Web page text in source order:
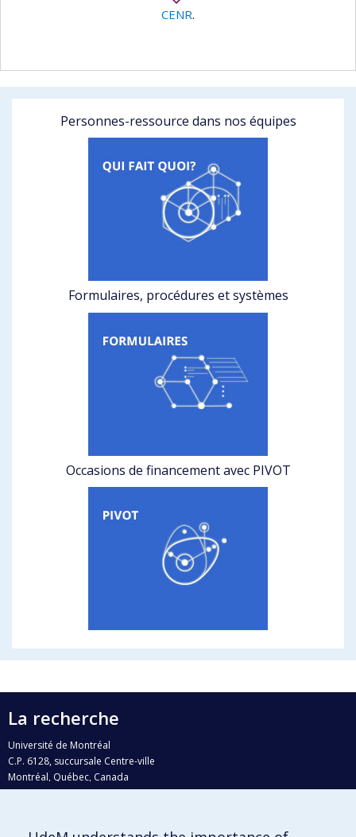
CENR.
Personnes-ressource dans nos équipes
Formulaires, procédures et systèmes
Occasions de financement avec PIVOT
La recherche
Université de Montréal
C.P. 6128, succursale Centre-ville
Montréal, Québec, Canada
H3C 3J7